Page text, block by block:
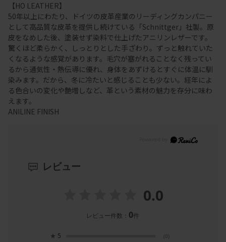
【HO LEATHER】
50年以上にわたり、ドイツの皮革産業のリーディングカンパニー
として高品質な皮革を提供し続けている「Schnittger」社製。原
皮をなめした後、塗装せず染料で仕上げたアニリンレザーです。
驚くほど柔らかく、しっとりとした手ざわり。ずっと触れていた
くなるような感覚があります。毛穴が塞がれることなく残ってい
るから通気性・熱伝導に優れ、身体をあずけるとすぐに体温に馴
染みます。だから、冬に冷たいと感じることも少ない。経年によ
る色合いの変化や艶増しなど、革という素材の魅力を存分に味わ
えます。
ANILINE FINISH
レビュー
0.0
レビュー件数： 0件
★ 5 (0)